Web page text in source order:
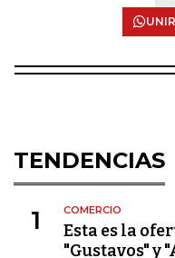
TENDENCIAS
1 COMERCIO
Esta es la
"Gustavos" y